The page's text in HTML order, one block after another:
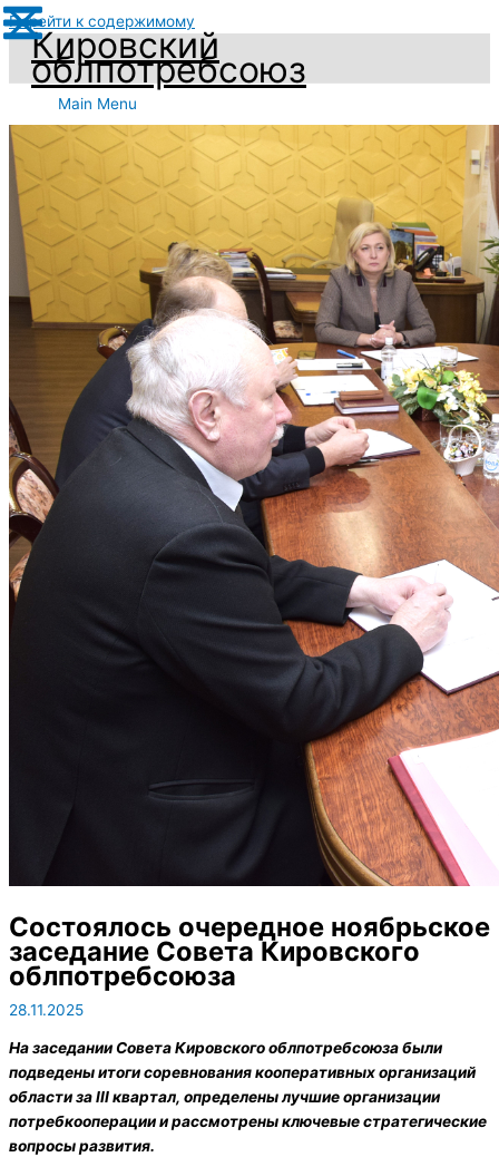
Перейти к содержимому
Кировский
облпотребсоюз
Main Menu
Состоялось очередное ноябрьское
заседание Совета Кировского
облпотребсоюза
28.11.2025
На заседании Совета Кировского облпотребсоюза были
подведены итоги соревнования кооперативных организаций
области за III квартал, определены лучшие организации
потребкооперации и рассмотрены ключевые стратегические
вопросы развития.